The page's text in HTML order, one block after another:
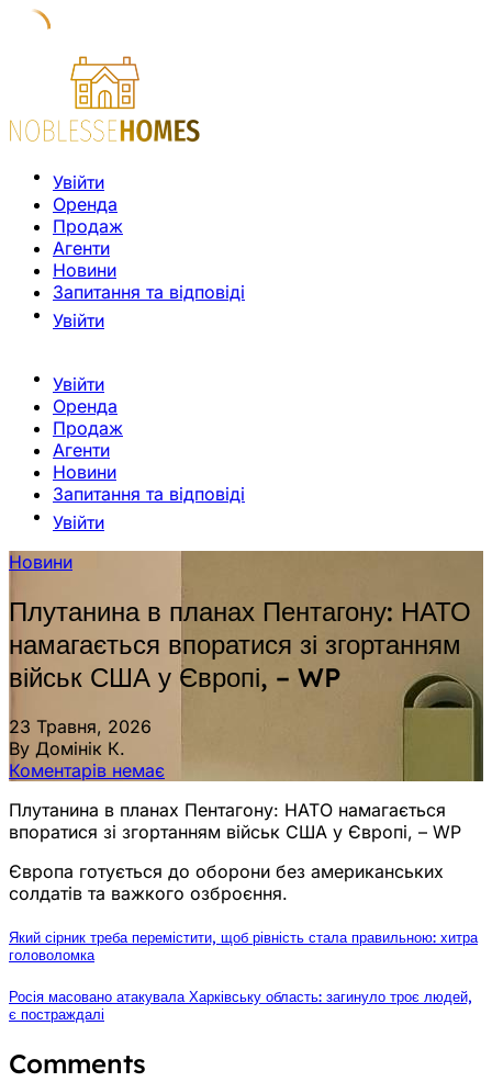
Увійти
Оренда
Продаж
Агенти
Новини
Запитання та відповіді
Увійти
Увійти
Оренда
Продаж
Агенти
Новини
Запитання та відповіді
Увійти
Новини
Плутанина в планах Пентагону: НАТО
намагається впоратися зі згортанням
військ США у Європі, – WP
23 Травня, 2026
By Домінік К.
Коментарів немає
Плутанина в планах Пентагону: НАТО намагається
впоратися зі згортанням військ США у Європі, – WP
Європа готується до оборони без американських
солдатів та важкого озброєння.
Який сірник треба перемістити, щоб рівність стала правильною: хитра
головоломка
Росія масовано атакувала Харківську область: загинуло троє людей,
є постраждалі
Comments